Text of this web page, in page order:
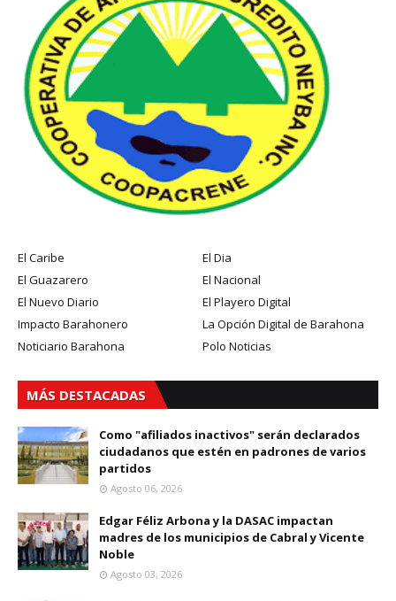
El Caribe
El Dia
El Guazarero
El Nacional
El Nuevo Diario
El Playero Digital
Impacto Barahonero
La Opción Digital de Barahona
Noticiario Barahona
Polo Noticias
MÁS DESTACADAS
Como "afiliados inactivos" serán declarados
ciudadanos que estén en padrones de varios
partidos
Agosto 06, 2026
Edgar Féliz Arbona y la DASAC impactan
madres de los municipios de Cabral y Vicente
Noble
Agosto 03, 2026